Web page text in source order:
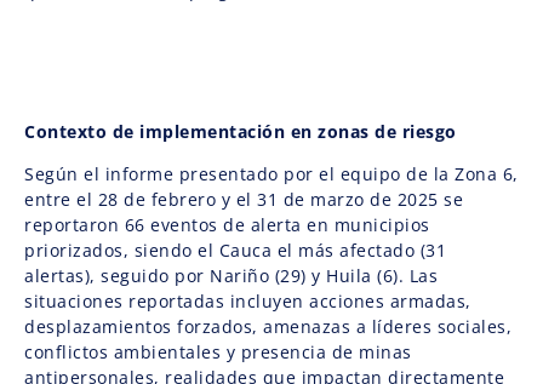
Contexto de implementación en zonas de riesgo
Según el informe presentado por el equipo de la Zona 6,
entre el 28 de febrero y el 31 de marzo de 2025 se
reportaron 66 eventos de alerta en municipios
priorizados, siendo el Cauca el más afectado (31
alertas), seguido por Nariño (29) y Huila (6). Las
situaciones reportadas incluyen acciones armadas,
desplazamientos forzados, amenazas a líderes sociales,
conflictos ambientales y presencia de minas
antipersonales, realidades que impactan directamente